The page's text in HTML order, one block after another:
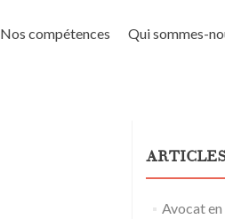
to
Nos compétences Qui sommes-
Avocat